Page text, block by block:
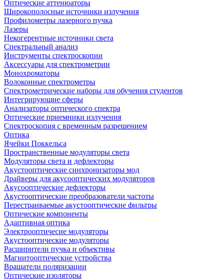
Оптические аттенюаторы
Широкополосные источники излучения
Профилометры лазерного пучка
Лазеры
Некогерентные источники света
Спектральный анализ
Инструменты спектроскопии
Аксессуары для спектрометрии
Монохроматоры
Волоконные спектрометры
Спектрометрические наборы для обучения студентов
Интегрирующие сферы
Анализаторы оптического спектра
Оптические приемники излучения
Спектроскопия с временным разрешением
Оптика
Ячейки Поккельса
Пространственные модуляторы света
Модуляторы света и дефлекторы
Акустооптические синхронизаторы мод
Драйверы для акусооптических модуляторов
Акусооптические дефлекторы
Акустооптические преобразователи частоты
Перестраиваемые акустооптические фильтры
Оптические компоненты
Адаптивная оптика
Электрооптичесие модуляторы
Акустооптические модуляторы
Расширители пучка и объективы
Магнитооптические устройства
Вращатели поляризации
Оптические изоляторы